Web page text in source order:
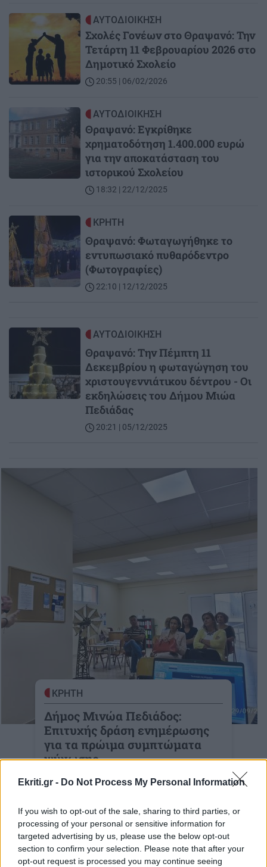
Ekriti.gr - Do Not Process My Personal Information
If you wish to opt-out of the sale, sharing to third parties, or
processing of your personal or sensitive information for
targeted advertising by us, please use the below opt-out
section to confirm your selection. Please note that after your
opt-out request is processed you may continue seeing
Image ΑΥΤΟΔΙΟΙΚΗΣΗ
Σχολές Γονέων στο Θραψανό: Την
Τετάρτη 11 Φεβρουαρίου 2026 στο
Δημοτικό Σχολείο
20:55 | 06/02/2026
ΑΥΤΟΔΙΟΙΚΗΣΗ
Θραψανό: Εγκρίθηκε
χρηματοδότηση 1.400.000 ευρώ
για την αποκατάσταση του
ιστορικού Σχολείου
18:32 | 22/12/2025
Image ΚΡΗΤΗ
Θραψανό: Φωταγωγήθηκε το
εντυπωσιακό πυθαρόδεντρο
(Φωτογραφίες)
22:10 | 12/12/2025
Image ΑΥΤΟΔΙΟΙΚΗΣΗ
Θραψανό: Tην Πέμπτη 11
Δεκεμβρίου η φωταγώγηση του
χριστουγεννιάτικου δέντρου - Οι
εκδηλώσεις του Δήμου Μιώα
Πεδιάδας
20:21 | 05/12/2025
ΚΡΗΤΗ
Δήμος Μινώα Πεδιάδος:
Επιτυχής δράση ενημέρωσης
για τα πρώιμα συμπτώματα
ψύχωσης
Ανέδειξε τη σημασία της συνεργασίας
01-10-2025